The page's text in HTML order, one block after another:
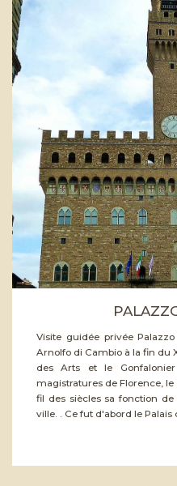
Visite guidée privée
Arnolfo di Cambio à la fin du
des Arts et le
magistratures de Florence,
fil des siècles sa fonction
ville. . Ce fut d'abord le Palais